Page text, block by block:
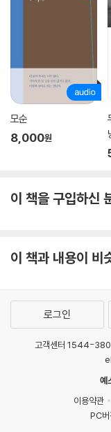
… 후대 작가들의 상상력
… 불안하고 우울한 마음
… 《1984》에 버금가는
문과생도 감동한 최고의
지적 탐험을 즐기는 독자
아둔 고전이 한 권쯤은
아두길 반복한다. 이런
기하듯 들려준다면 어떨까
는 지난 30년간의 학문
는 오늘날 천문학, 화학,
은 명저 30권을 1권으로
력이다. 더구나 이 책에
운 고전들이 여럿 포함되
저자의 과학사 강의를
고’ ‘배울수록 재미있으
수업’으로 그의 강의를
모순
8,000원
이 책을 구입하신
이 책과 내용이 비
로그인
고객센터 1544-
예
이용약관
PC버